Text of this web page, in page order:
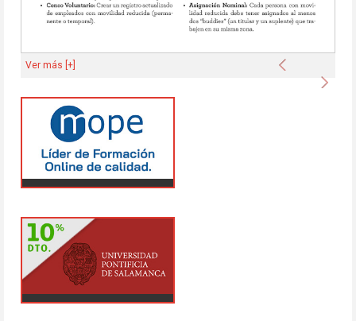
Anterior
Ver más [+]